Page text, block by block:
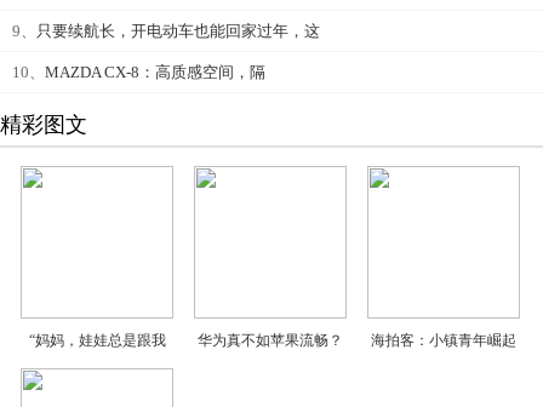
9、 只要续航长，开电动车也能回家过年，这
10、 MAZDA CX-8：高质感空间，隔
精彩图文
“妈妈，娃娃总是跟我 华为真不如苹果流畅？ 海拍客：小镇青年崛起